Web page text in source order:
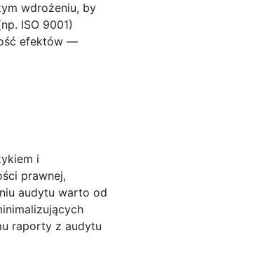
wdrożeniu, by
ISO 9001)
efektów —
i
prawnej,
audytu warto od
raporty z audytu